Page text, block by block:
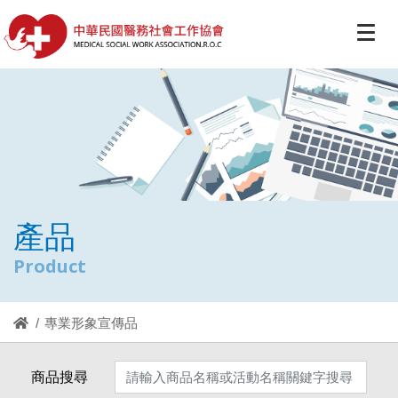
產品
Product
專業形象宣傳品
商品搜尋